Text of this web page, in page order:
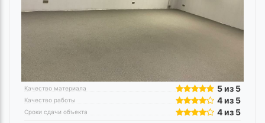
Качество материала 5 из 5
Качество работы 4 из 5
Сроки сдачи объекта
4 из 5